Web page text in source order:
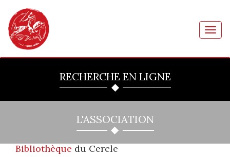
RECHERCHE EN LIGNE
L'ASSOCIATION
Bibliothèque du Cercle